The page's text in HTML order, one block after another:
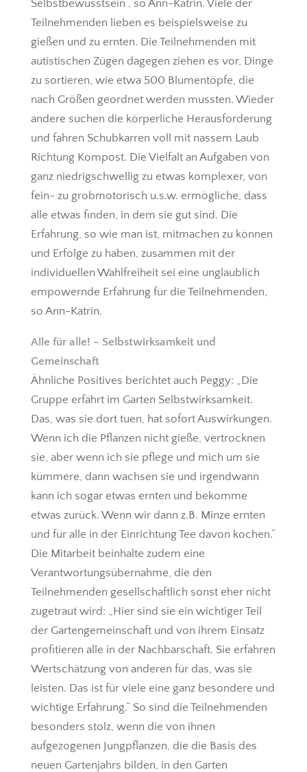
Selbstbewusstsein“, so Ann-Katrin. Viele der
Teilnehmenden lieben es beispielsweise zu
gießen und zu ernten. Die Teilnehmenden mit
autistischen Zügen dagegen ziehen es vor, Dinge
zu sortieren, wie etwa 500 Blumentöpfe, die
nach Größen geordnet werden mussten. Wieder
andere suchen die körperliche Herausforderung
und fahren Schubkarren voll mit nassem Laub
Richtung Kompost. Die Vielfalt an Aufgaben von
ganz niedrigschwellig zu etwas komplexer, von
fein- zu grobmotorisch u.s.w. ermögliche, dass
alle etwas finden, in dem sie gut sind. Die
Erfahrung, so wie man ist, mitmachen zu können
und Erfolge zu haben, zusammen mit der
individuellen Wahlfreiheit sei eine unglaublich
empowernde Erfahrung für die Teilnehmenden,
so Ann-Katrin.
Alle für alle! – Selbstwirksamkeit und
Gemeinschaft
Ähnliche Positives berichtet auch Peggy: „Die
Gruppe erfährt im Garten Selbstwirksamkeit.
Das, was sie dort tuen, hat sofort Auswirkungen.
Wenn ich die Pflanzen nicht gieße, vertrocknen
sie, aber wenn ich sie pflege und mich um sie
kümmere, dann wachsen sie und irgendwann
kann ich sogar etwas ernten und bekomme
etwas zurück. Wenn wir dann z.B. Minze ernten
und für alle in der Einrichtung Tee davon kochen.“
Die Mitarbeit beinhalte zudem eine
Verantwortungsübernahme, die den
Teilnehmenden gesellschaftlich sonst eher nicht
zugetraut wird: „Hier sind sie ein wichtiger Teil
der Gartengemeinschaft und von ihrem Einsatz
profitieren alle in der Nachbarschaft. Sie erfahren
Wertschätzung von anderen für das, was sie
leisten. Das ist für viele eine ganz besondere und
wichtige Erfahrung.“ So sind die Teilnehmenden
besonders stolz, wenn die von ihnen
aufgezogenen Jungpflanzen, die die Basis des
neuen Gartenjahrs bilden, in den Garten